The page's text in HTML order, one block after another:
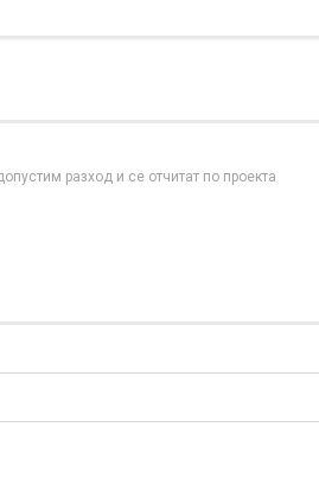
разход и се отчитат по проекта